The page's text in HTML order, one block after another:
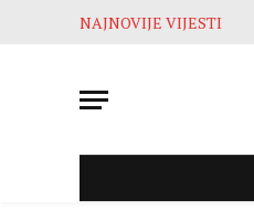
NAJNOVIJE VIJESTI